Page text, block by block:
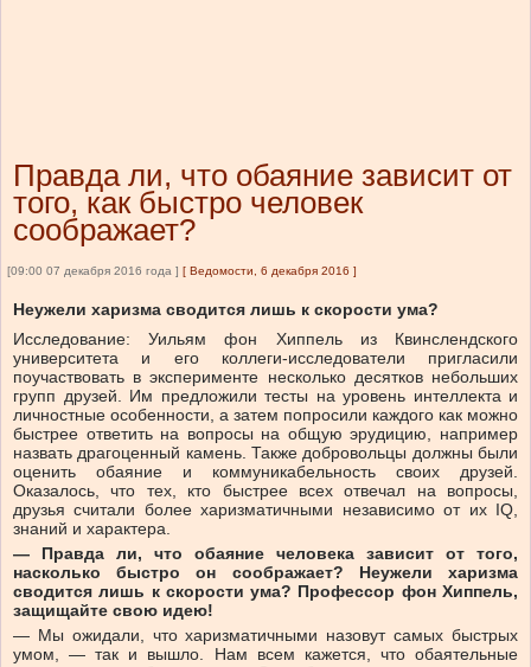
Правда ли, что обаяние зависит от
того, как быстро человек
соображает?
[09:00 07 декабря 2016 года ] [ Ведомости, 6 декабря 2016 ]
Неужели харизма сводится лишь к скорости ума?
Исследование: Уильям фон Хип­пель из Квинс­­ленд­ско­го
университета и его кол­леги-­ис­сле­до­ва­тели ­пригла­си­ли
поучаствовать в эксперименте несколько­ десят­ков ­небольших
групп друзей. Им предложили тесты на уровень интеллекта и
личностные особенности, а затем попросили каждого как можно
быстрее ответить на вопросы на общую эрудицию, например
назвать драгоценный камень. Также добровольцы должны были
оценить обаяние и коммуникабельность своих друзей.
Оказалось, что тех, кто быстрее всех отвечал на вопросы,
друзья считали более харизматичными независимо от их IQ,
знаний и характера.
— Правда ли, что обаяние человека зависит от того,
насколько быстро он соображает? Неужели ­харизма
сводится лишь к скорости ума? Профессор фон Хиппель,
защищайте свою идею!
— Мы ожидали, что харизматичными назовут самых быстрых
умом, — так и вышло. Нам всем кажется, что обаятельные